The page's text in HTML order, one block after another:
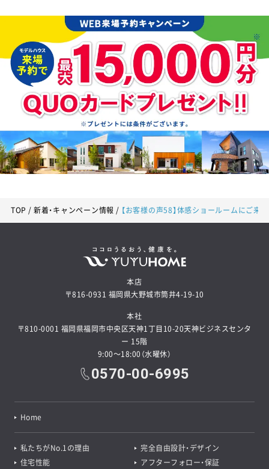
TOP 新着・キャンペーン情報 【お客様の声58】体感ショールームにご来
本店
〒816-0931 福岡県大野城市筒井4-19-10
本社
〒810-0001 福岡県福岡市中央区天神1丁目10-20天神ビジネスセンタ
ー 15階
9:00～18:00（水曜休）
0570-00-6995
Home
私たちがNo.1の理由
完全自由設計・デザイン
住宅性能
アフターフォロー・保証